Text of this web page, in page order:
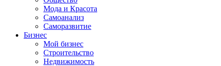
Мода и Красота
Самоанализ
Саморазвитие
Бизнес
Мой бизнес
Строительство
Недвижимость